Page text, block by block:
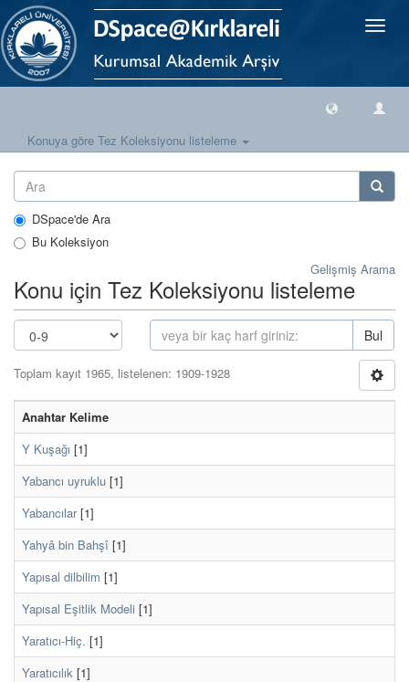
Geçiş
Konuya göre Tez Koleksiyonu listeleme
DSpace'de Ara
Bu Koleksiyon
Gelişmiş Arama
Konu için Tez Koleksiyonu listeleme
Bul
Toplam kayıt 1965, listelenen: 1909-1928
Anahtar Kelime
Y Kuşağı [1]
Yabancı uyruklu [1]
Yabancılar[1]
Yahyâ bin Bahşî [1]
Yapısal dilbilim [1]
Yapısal Eşitlik Modeli [1]
Yaratıcı-Hiç. [1]
Yaratıcılık [1]